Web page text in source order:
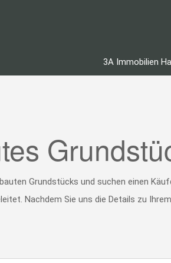
3A Immobilien
Grundstücks und suchen einen
Nachdem Sie uns die Details zu